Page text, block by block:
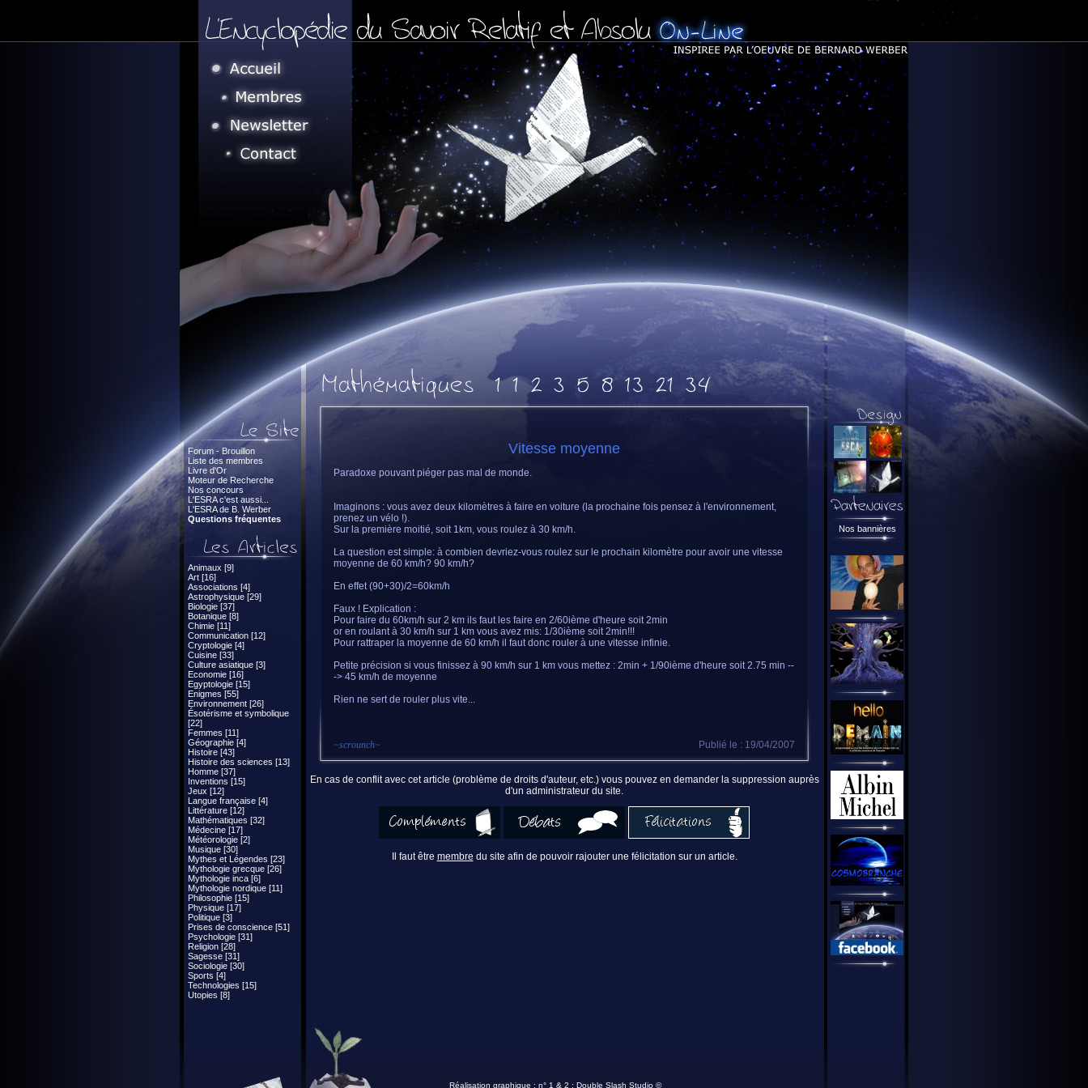
Forum - Brouillon
Liste des membres
Livre d'Or
Moteur de Recherche
Nos concours
L'ESRA c'est aussi...
L'ESRA de B. Werber
Questions fréquentes
Animaux [9]
Art [16]
Associations [4]
Astrophysique [29]
Biologie [37]
Botanique [8]
Chimie [11]
Communication [12]
Cryptologie [4]
Cuisine [33]
Culture asiatique [3]
Economie [16]
Egyptologie [15]
Enigmes [55]
Environnement [26]
Ésotérisme et symbolique
[22]
Femmes [11]
Géographie [4]
Histoire [43]
Histoire des sciences [13]
Homme [37]
Inventions [15]
Jeux [12]
Langue française [4]
Littérature [12]
Mathématiques [32]
Médecine [17]
Météorologie [2]
Musique [30]
Mythes et Légendes [23]
Mythologie grecque [26]
Mythologie inca [6]
Mythologie nordique [11]
Philosophie [15]
Physique [17]
Politique [3]
Prises de conscience [51]
Psychologie [31]
Religion [28]
Sagesse [31]
Sociologie [30]
Sports [4]
Technologies [15]
Utopies [8]
Vitesse moyenne
Paradoxe pouvant piéger pas mal de monde.
Imaginons : vous avez deux kilomètres à faire en voiture (la prochaine fois pensez à l'environnement,
prenez un vélo !).
Sur la première moitié, soit 1km, vous roulez à 30 km/h.
La question est simple: à combien devriez-vous roulez sur le prochain kilomètre pour avoir une vitesse
moyenne de 60 km/h? 90 km/h?
En effet (90+30)/2=60km/h
Faux ! Explication :
Pour faire du 60km/h sur 2 km ils faut les faire en 2/60ième d'heure soit 2min
or en roulant à 30 km/h sur 1 km vous avez mis: 1/30ième soit 2min!!!
Pour rattraper la moyenne de 60 km/h il faut donc rouler à une vitesse infinie.
Petite précision si vous finissez à 90 km/h sur 1 km vous mettez : 2min + 1/90ième d'heure soit 2.75 min --
-> 45 km/h de moyenne
Rien ne sert de rouler plus vite...
~scrounch~ Publié le : 19/04/2007
En cas de conflit avec cet article (problème de droits d'auteur, etc.) vous pouvez en demander la suppression auprès
d'un administrateur du site.
Il faut être membre du site afin de pouvoir rajouter une félicitation sur un article.
Nos bannières
Réalisation graphique : n° 1 & 2 : Double Slash Studio ©